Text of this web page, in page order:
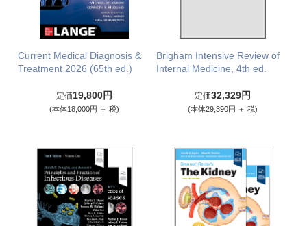
Current Medical Diagnosis &
Treatment 2026 (65th ed.)
定価19,800円
(本体18,000円 ＋ 税)
Brigham Intensive Review of
Internal Medicine, 4th ed.
定価32,329円
(本体29,390円 ＋ 税)